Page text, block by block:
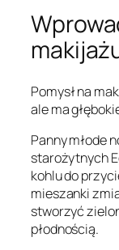
Pomysł na
ale ma
Panny młode
starożytnych
kohlu do
mieszanki
stworzyć
płodnością.